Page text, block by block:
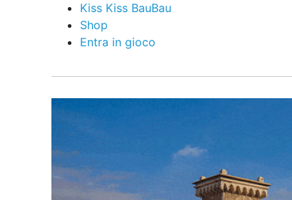
Kiss Kiss BauBau
Shop
Entra in gioco